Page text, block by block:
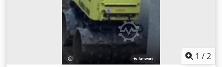
1 /2